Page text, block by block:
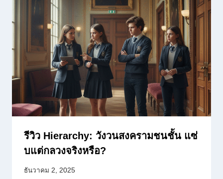
รีวิว Hierarchy: วังวนสงครามชนชั้น แซ่
บแต่กลวงจริงหรือ?
ธันวาคม 2, 2025